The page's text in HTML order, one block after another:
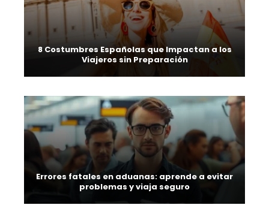
8 Costumbres Españolas que Impactan a los
Viajeros sin Preparación
Errores fatales en aduanas: aprende a evitar
problemas y viaja seguro